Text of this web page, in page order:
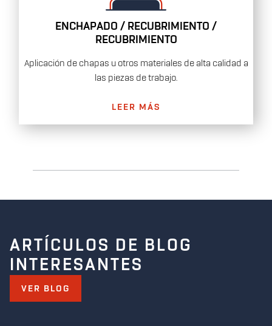
ENCHAPADO / RECUBRIMIENTO /
RECUBRIMIENTO
Aplicación de chapas u otros materiales de alta calidad a
las piezas de trabajo.
LEER MÁS
ARTÍCULOS DE BLOG
INTERESANTES
VER BLOG